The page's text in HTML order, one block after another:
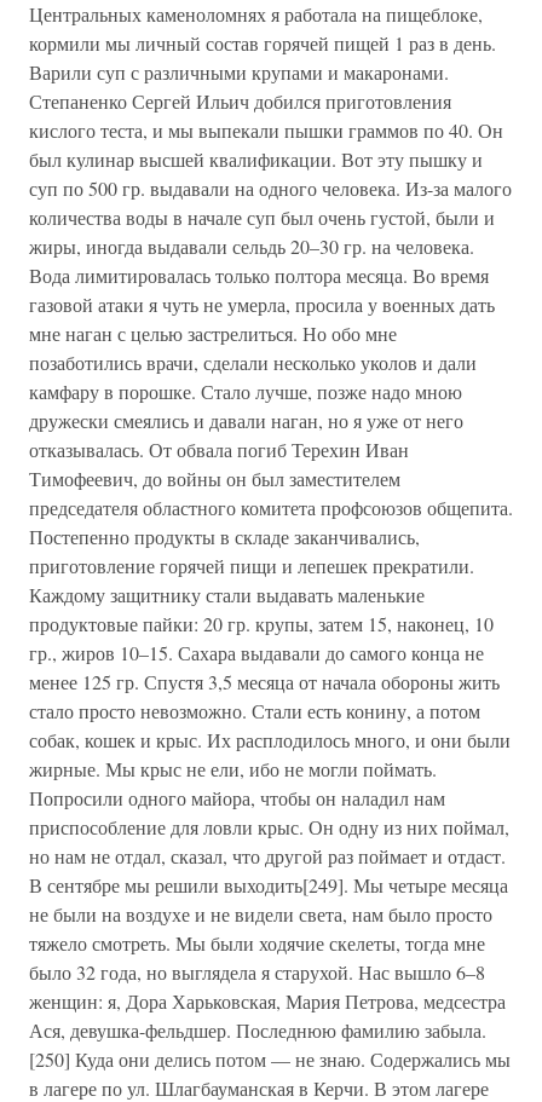
Центральных каменоломнях я работала на пищеблоке,
кормили мы личный состав горячей пищей 1 раз в день.
Варили суп с различными крупами и макаронами.
Степаненко Сергей Ильич добился приготовления
кислого теста, и мы выпекали пышки граммов по 40. Он
был кулинар высшей квалификации. Вот эту пышку и
суп по 500 гр. выдавали на одного человека. Из-за малого
количества воды в начале суп был очень густой, были и
жиры, иногда выдавали сельдь 20–30 гр. на человека.
Вода лимитировалась только полтора месяца. Во время
газовой атаки я чуть не умерла, просила у военных дать
мне наган с целью застрелиться. Но обо мне
позаботились врачи, сделали несколько уколов и дали
камфару в порошке. Стало лучше, позже надо мною
дружески смеялись и давали наган, но я уже от него
отказывалась. От обвала погиб Терехин Иван
Тимофеевич, до войны он был заместителем
председателя областного комитета профсоюзов общепита.
Постепенно продукты в складе заканчивались,
приготовление горячей пищи и лепешек прекратили.
Каждому защитнику стали выдавать маленькие
продуктовые пайки: 20 гр. крупы, затем 15, наконец, 10
гр., жиров 10–15. Сахара выдавали до самого конца не
менее 125 гр. Спустя 3,5 месяца от начала обороны жить
стало просто невозможно. Стали есть конину, а потом
собак, кошек и крыс. Их расплодилось много, и они были
жирные. Мы крыс не ели, ибо не могли поймать.
Попросили одного майора, чтобы он наладил нам
приспособление для ловли крыс. Он одну из них поймал,
но нам не отдал, сказал, что другой раз поймает и отдаст.
В сентябре мы решили выходить[249]. Мы четыре месяца
не были на воздухе и не видели света, нам было просто
тяжело смотреть. Мы были ходячие скелеты, тогда мне
было 32 года, но выглядела я старухой. Нас вышло 6–8
женщин: я, Дора Харьковская, Мария Петрова, медсестра
Ася, девушка-фельдшер. Последнюю фамилию забыла.
[250] Куда они делись потом — не знаю. Содержались мы
в лагере по ул. Шлагбауманская в Керчи. В этом лагере